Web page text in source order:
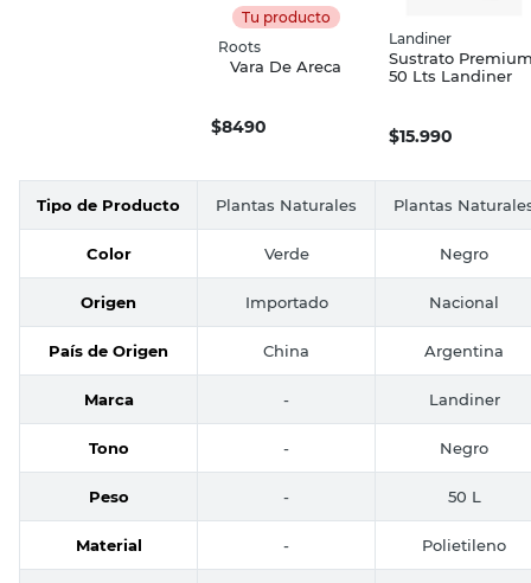
Tu producto
Roots
Vara De Areca
$8490
Landiner
Sustrato
50 Lts Landiner
$15.990
Tipo de Producto Plantas Naturales Plantas
Color Verde Negro
Origen Importado Nacional
País de Origen China Argentina
Marca - Landiner
Tono - Negro
Peso - 50 L
Material - Polietileno